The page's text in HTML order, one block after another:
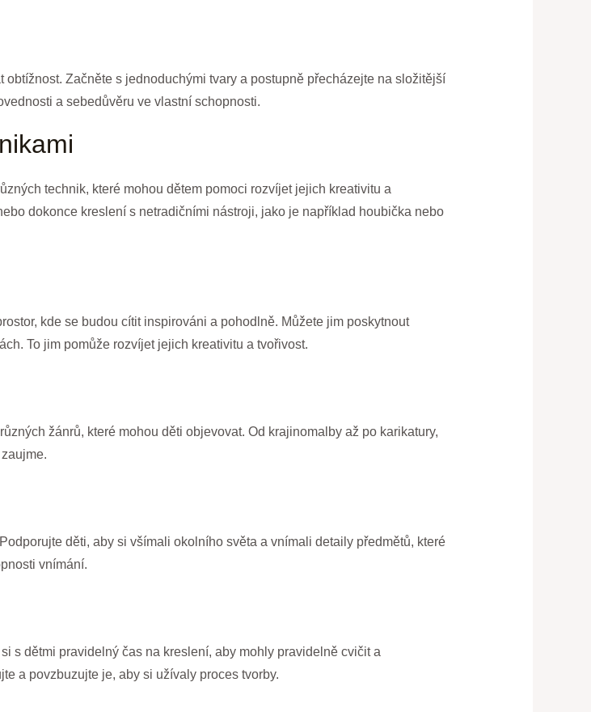
Začněte s jednoduchými tvary a postupně přecházejte na složitější
a sebedůvěru ve vlastní schopnosti.
technik, které mohou dětem pomoci rozvíjet jejich kreativitu a
dokonce kreslení s netradičními nástroji, jako je například houbička nebo
kde se budou cítit inspirováni a pohodlně. Můžete jim poskytnout
To jim pomůže rozvíjet jejich kreativitu a tvořivost.
žánrů, které mohou děti objevovat. Od krajinomalby až po karikatury,
děti, aby si všímali okolního světa a vnímali detaily předmětů, které
vnímání.
s dětmi pravidelný čas na kreslení, aby mohly pravidelně cvičit a
a povzbuzujte je, aby si užívaly proces tvorby.